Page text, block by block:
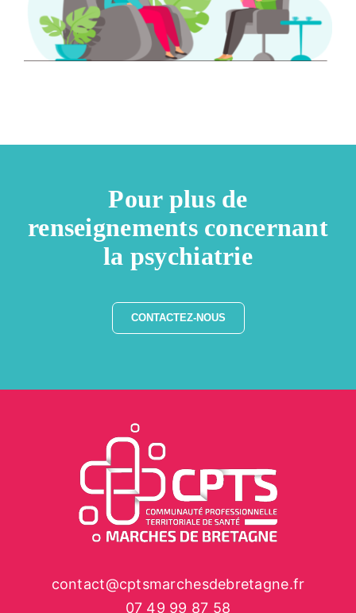
Pour plus de
renseignements concernant
la psychiatrie
CONTACTEZ-NOUS
contact@cptsmarchesdebretagne.fr
07 49 99 87 58